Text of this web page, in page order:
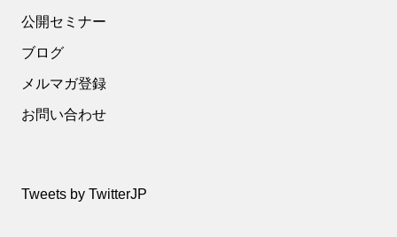
公開セミナー
ブログ
メルマガ登録
お問い合わせ
Tweets by TwitterJP